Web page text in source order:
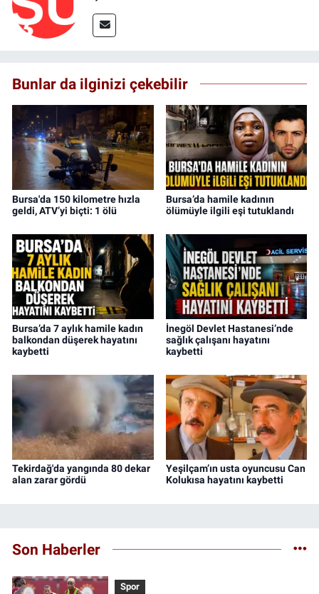
Bunlar da ilginizi çekebilir
Bursa'da 150 kilometre hızla
geldi, ATV’yi biçti: 1 ölü
Bursa’da hamile kadının
ölümüyle ilgili eşi tutuklandı
Bursa’da 7 aylık hamile kadın
balkondan düşerek hayatını
kaybetti
İnegöl Devlet Hastanesi’nde
sağlık çalışanı hayatını
kaybetti
Tekirdağ'da yangında 80 dekar
alan zarar gördü
Yeşilçam’ın usta oyuncusu Can
Kolukısa hayatını kaybetti
Son Haberler
Spor